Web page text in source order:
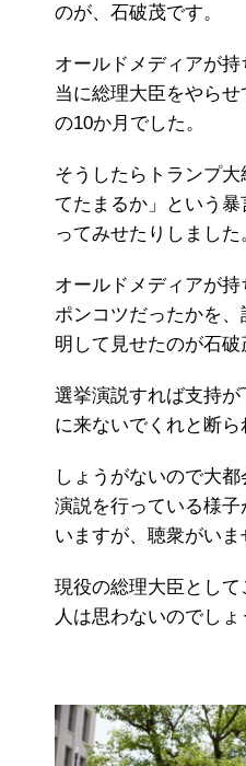
のが、石破茂です。
オールドメディアが
当に総理大臣をやらせ
の10か月でした。
そうしたらトランプ
てたまるか」という
ってみせたりしました
オールドメディアが
ポンコツだったかを
明して見せたのが石破
選挙演説すれば支持
に来ないでくれと断ら
しょうがないので大
演説を行っている様子
いますが、聴衆がいま
現役の総理大臣とし
人は思わないのでしょ